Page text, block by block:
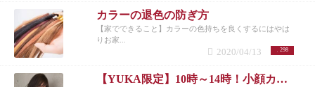
カラーの退色の防ぎ方
【家でできること】カラーの色持ちを良くするにはやは
りお家...
298
2020/04/13
【YUKA限定】10時～14時！小顔カット＋イルミナカラー＋システムトリートメントとは？